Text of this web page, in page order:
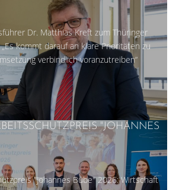
Dr. Matthias Kreft zum Thüringer
kommt darauf an klare Prioritäten zu
verbindlich voranzutreiben“
"JOHANNES
"Johannes Bube" 2026: Wirtschaft